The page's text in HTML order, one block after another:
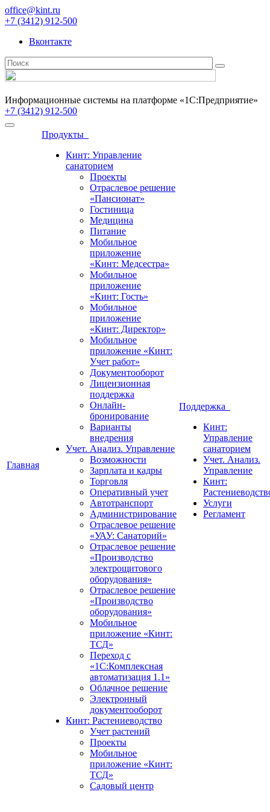
office@kint.ru
+7 (3412) 912-500
Вконтакте
Информационные системы на платформе «1С:Предприятие»
+7 (3412) 912-500
Главная
Продукты
Кинт: Управление
санаторием
Проекты
Отраслевое решение
«Пансионат»
Гостиница
Медицина
Питание
Мобильное
приложение
«Кинт: Медсестра»
Мобильное
приложение
«Кинт: Гость»
Мобильное
приложение
«Кинт: Директор»
Мобильное
приложение «Кинт:
Учет работ»
Документооборот
Лицензионная
поддержка
Онлайн-
бронирование
Варианты
внедрения
Учет. Анализ. Управление
Возможности
Зарплата и кадры
Торговля
Оперативный учет
Автотранспорт
Администрирование
Отраслевое решение
«УАУ: Санаторий»
Отраслевое решение
«Производство
электрощитового
оборудования»
Отраслевое решение
«Производство
оборудования»
Мобильное
приложение «Кинт:
ТСД»
Переход с
«1С:Комплексная
автоматизация 1.1»
Облачное решение
Электронный
документооборот
Кинт: Растениеводство
Учет растений
Проекты
Мобильное
приложение «Кинт:
ТСД»
Садовый центр
Поддержка
Кинт:
Управление
санаторием
Учет. Анализ.
Управление
Кинт:
Услуги
Регламент